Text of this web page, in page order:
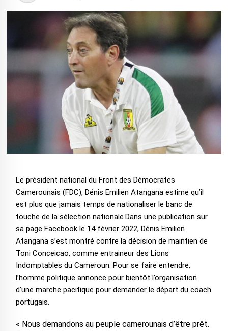
Le président national du Front des Démocrates
Camerounais (FDC), Dénis Emilien Atangana estime qu’il
est plus que jamais temps de nationaliser le banc de
touche de la sélection nationale.Dans une publication sur
sa page Facebook le 14 février 2022, Dénis Emilien
Atangana s’est montré contre la décision de maintien de
Toni Conceicao, comme entraineur des Lions
Indomptables du Cameroun. Pour se faire entendre,
l’homme politique annonce pour bientôt l’organisation
d’une marche pacifique pour demander le départ du coach
portugais.
« Nous demandons au peuple camerounais d’être prêt.